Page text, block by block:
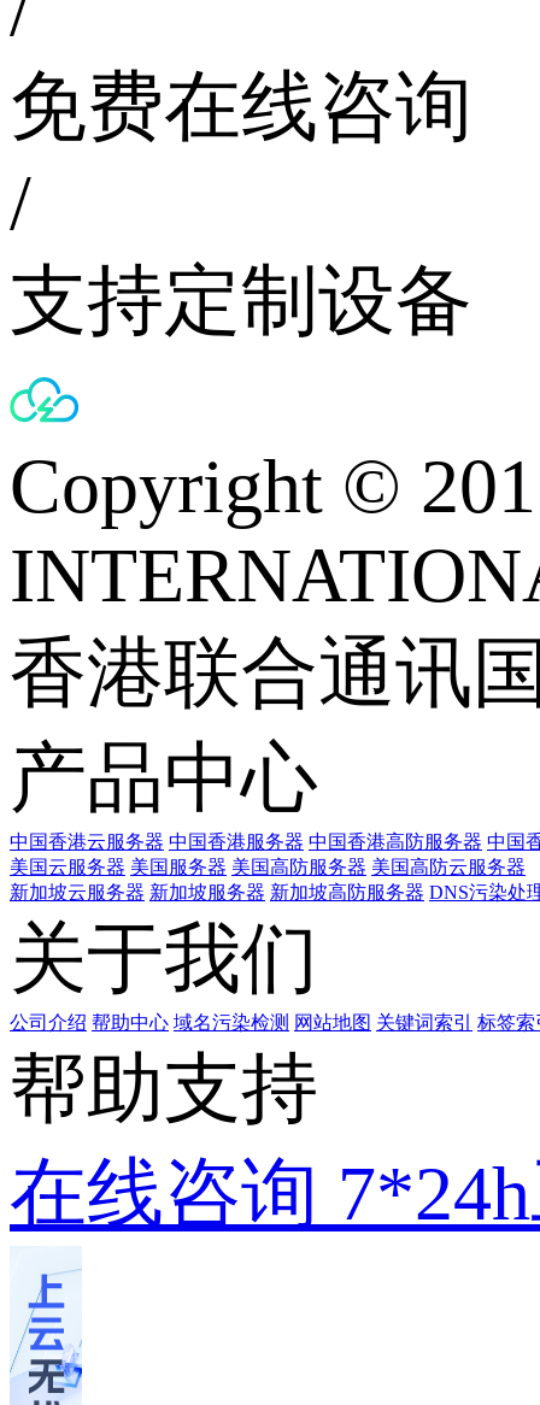
免费在线咨询
/
支持定制设备
Copyright ©
香港联合通讯
产品中心
中国香港云服务器 中国香港服务器 中国香港高防服务器 中国
美国云服务器 美国服务器 美国高防服务器 美国高防云服务器
新加坡云服务器 新加坡服务器 新加坡高防服务器 DNS污染处
关于我们
公司介绍 帮助中心 域名污染检测 网站地图 关键词索引 标签索
帮助支持
在线咨询